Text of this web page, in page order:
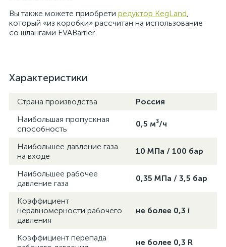
Вы также можете приобрети редуктор KegLand,
который «из коробки» рассчитан на использование
со шлангами EVABarrier.
Характеристики
Страна производства
Россия
Наибольшая пропускная
способность
0,5 м³/ч
Наибольшее давление газа
на входе
10 МПа / 100 бар
Наибольшее рабочее
давление газа
0,35 МПа / 3,5 бар
Коэффициент
неравномерности рабочего
давления
не более 0,3 i
Коэффициент перепада
не более 0,3 R